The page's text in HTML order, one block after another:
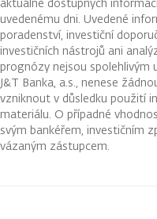
uvedenému dni. Uvedené
poradenství, investiční
investičních nástrojů ani
prognózy nejsou spolehlivým
J&T Banka, a.s., nenese
vzniknout v důsledku použití
materiálu. O případné
svým bankéřem, investičním
vázaným zástupcem.